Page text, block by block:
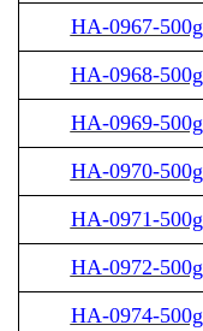
HA-0967-500g
HA-0968-500g
HA-0969-500g
HA-0970-500g
HA-0971-500g
HA-0972-500g
HA-0974-500g